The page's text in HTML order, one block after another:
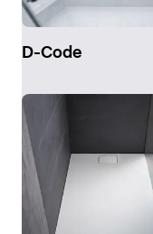
D-Code